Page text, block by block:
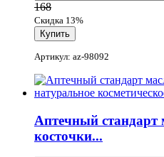
168
Скидка 13%
Артикул: az-98092
Аптечный стандарт
косточки...